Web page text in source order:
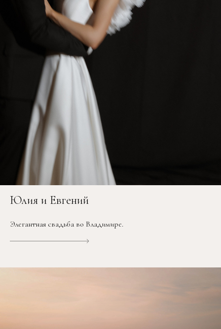
Юлия и Евгений
Элегантная свадьба во Владимире.